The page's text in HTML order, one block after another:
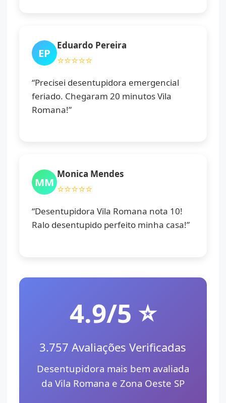
EP
Eduardo Pereira
⭐⭐⭐⭐⭐
“Precisei desentupidora emergencial
feriado. Chegaram 20 minutos Vila
Romana!”
MM
Monica Mendes
⭐⭐⭐⭐⭐
“Desentupidora Vila Romana nota 10!
Ralo desentupido perfeito minha casa!”
4.9/5 ⭐
3.757 Avaliações Verificadas
Desentupidora mais bem avaliada
da Vila Romana e Zona Oeste SP